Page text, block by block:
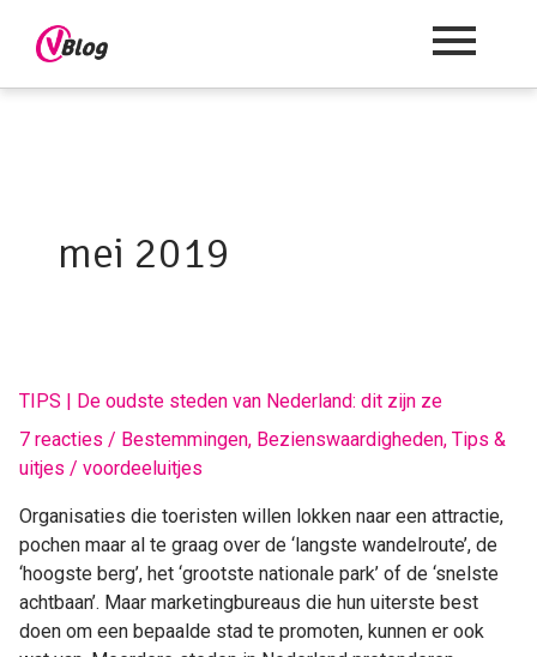
mei 2019
TIPS | De oudste steden van Nederland: dit zijn ze
7 reacties / Bestemmingen, Bezienswaardigheden, Tips &
uitjes / voordeeluitjes
Organisaties die toeristen willen lokken naar een attractie,
pochen maar al te graag over de ‘langste wandelroute’, de
‘hoogste berg’, het ‘grootste nationale park’ of de ‘snelste
achtbaan’. Maar marketingbureaus die hun uiterste best
doen om een bepaalde stad te promoten, kunnen er ook
TIPS
De
oudste
steden
van
Nederland:
dit
zijn